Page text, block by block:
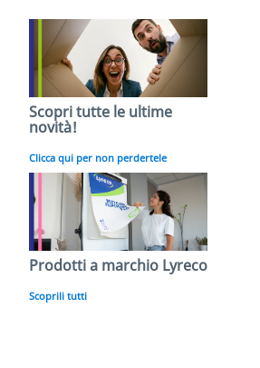
Scopri tutte le ultime
novità!
Clicca qui per non perdertele
Prodotti a marchio Lyreco
Scoprili tutti